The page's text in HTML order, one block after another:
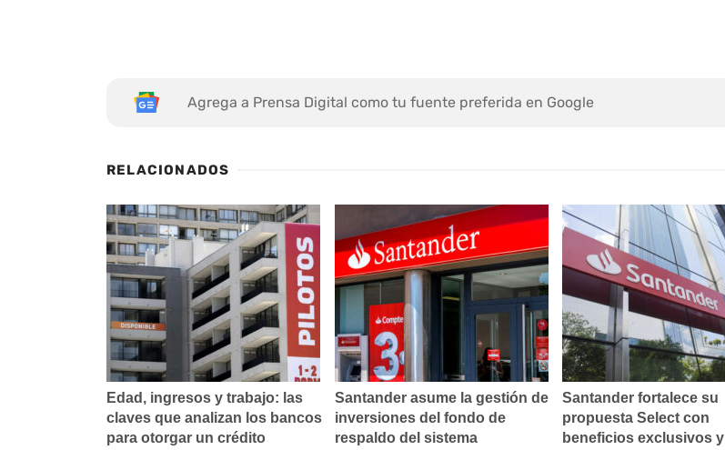
Agrega a Prensa Digital como tu fuente preferida en Google
RELACIONADOS
Edad, ingresos y trabajo: las
claves que analizan los bancos
para otorgar un crédito
Santander asume la gestión de
inversiones del fondo de
respaldo del sistema
Santander fortalece su
propuesta Select con
beneficios exclusivos y